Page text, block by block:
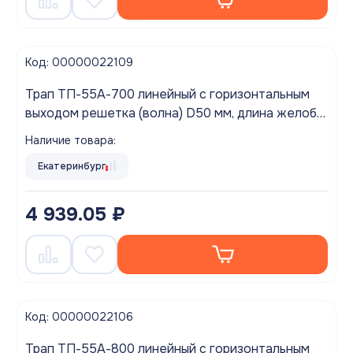
Код: 00000022109
Трап ТП-55А-700 линейный с горизонтальным
выходом решетка (волна) D50 мм, длина желоба
700мм
Наличие товара:
Екатеринбург
4 939.05 ₽
Код: 00000022106
Трап ТП-55А-800 линейный с горизонтальным